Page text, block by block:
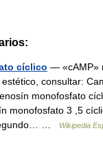
cíclico — «cAMP»
consultar:
monofosfato
monofosfato 3 ,5
…
Wikipedia